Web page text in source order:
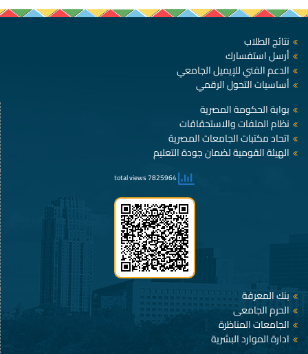
نتائج الطلاب
أرسل استفسارك
الدعم الفني للإيميل الجامعي
أساسيات التحول الرقمي
بوابة الحكومة المصرية
نظام الملفات والاستحقاقات
اتحاد مكتبات الجامعات المصرية
الهيئة القومية لضمان جودة التعليم
بنك المعرفة
الحرم الجامعى
الجامعات المناظرة
ادارة الموارد البشرية